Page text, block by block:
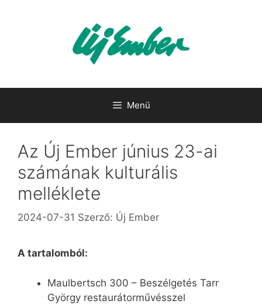
Menü
Az Új Ember június 23-ai
számának kulturális
melléklete
2024-07-31 Szerző: Új Ember
A tartalomból:
Maulbertsch 300 – Beszélgetés Tarr
György restaurátorművésszel